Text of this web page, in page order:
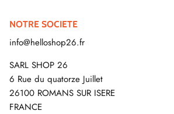
NOTRE SOCIETE
info@helloshop26.fr
SARL SHOP 26
6 Rue du quatorze Juillet
26100 ROMANS SUR ISERE
FRANCE